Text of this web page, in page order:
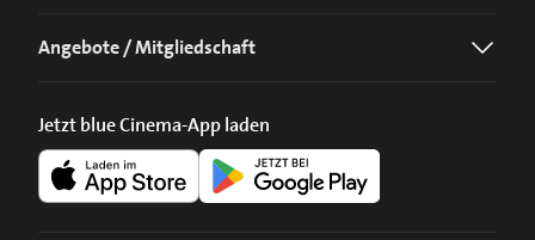
Angebote / Mitgliedschaft
Jetzt blue Cinema-App laden